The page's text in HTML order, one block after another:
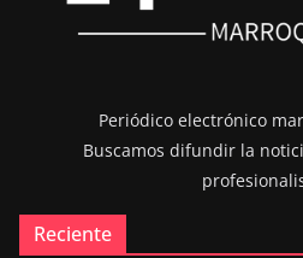
Periódico electrónico
Buscamos difundir la
Reciente